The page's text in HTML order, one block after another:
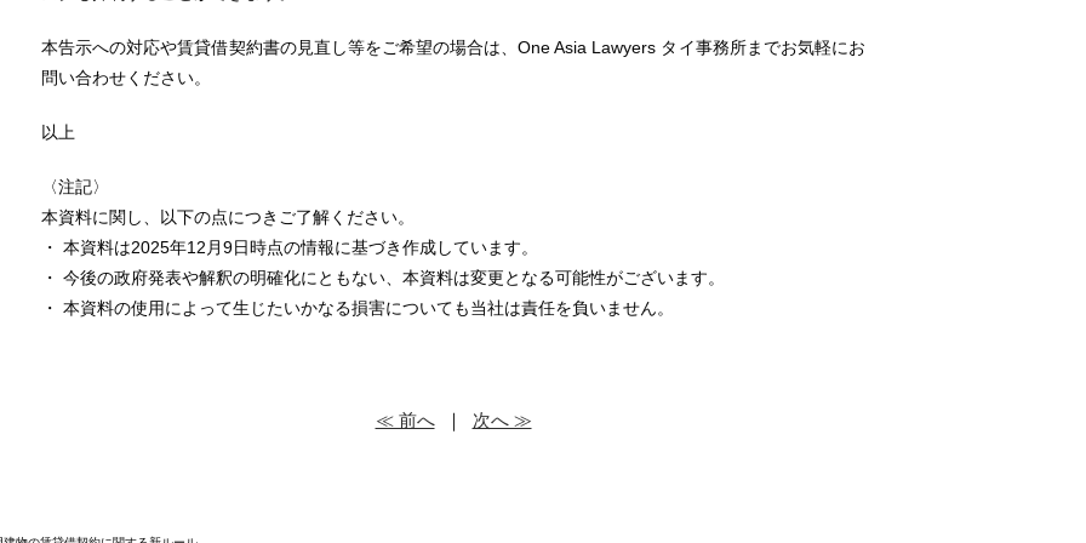
本告示への対応や賃貸借契約書の見直し等をご希望の場合は、One Asia Lawyers タイ事務所までお気軽にお
問い合わせください。
以上
〈注記〉
本資料に関し、以下の点につきご了解ください。
・ 本資料は2025年12月9日時点の情報に基づき作成しています。
・ 今後の政府発表や解釈の明確化にともない、本資料は変更となる可能性がございます。
・ 本資料の使用によって生じたいかなる損害についても当社は責任を負いません。
≪ 前へ｜ 次へ ≫